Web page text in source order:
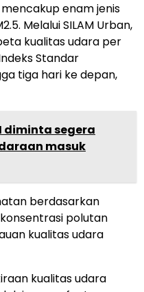
enam jenis
Melalui SILAM Urban,
kualitas udara per
Standar
tiga hari ke depan,
diminta segera
masuk
berdasarkan
polutan
kualitas udara
kualitas udara